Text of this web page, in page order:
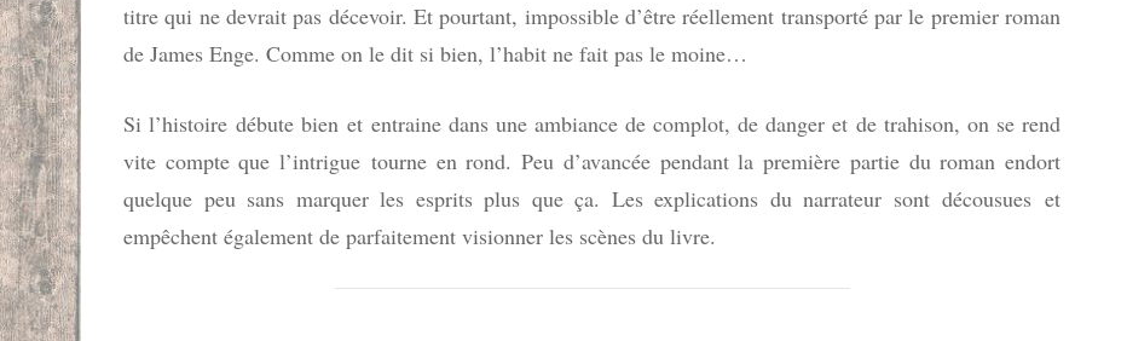
titre qui ne devrait pas décevoir. Et pourtant, impossible d’être réellement transporté par le premier roman
de James Enge. Comme on le dit si bien, l’habit ne fait pas le moine…
Si l’histoire débute bien et entraine dans une ambiance de complot, de danger et de trahison, on se rend
vite compte que l’intrigue tourne en rond. Peu d’avancée pendant la première partie du roman endort
quelque peu sans marquer les esprits plus que ça. Les explications du narrateur sont décousues et
empêchent également de parfaitement visionner les scènes du livre.